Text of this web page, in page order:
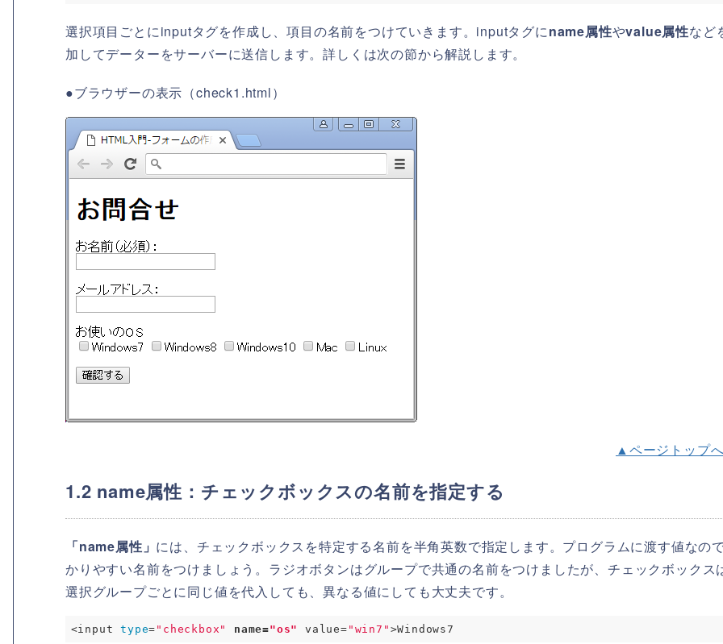
選択項目ごとにinputタグを作成し、項目の名前をつけていきます。inputタグにname属性やvalue属性など
加してデーターをサーバーに送信します。詳しくは次の節から解説します。
●ブラウザーの表示（check1.html）
▲ページトップ
1.2 name属性：チェックボックスの名前を指定する
「name属性」 には、チェックボックスを特定する名前を半角英数で指定します。プログラムに渡す値なの
かりやすい名前をつけましょう。ラジオボタンはグループで共通の名前をつけましたが、チェックボックス
選択グループごとに同じ値を代入しても、異なる値にしても大丈夫です。
<input type= "checkbox" name="os" value= "win7"